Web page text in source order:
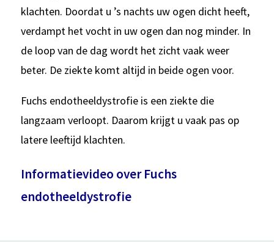
klachten. Doordat u ’s nachts uw ogen dicht heeft,
verdampt het vocht in uw ogen dan nog minder. In
de loop van de dag wordt het zicht vaak weer
beter. De ziekte komt altijd in beide ogen voor.
Fuchs endotheeldystrofie is een ziekte die
langzaam verloopt. Daarom krijgt u vaak pas op
latere leeftijd klachten.
Informatievideo over Fuchs
endotheeldystrofie